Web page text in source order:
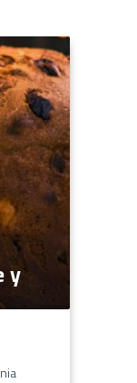
y